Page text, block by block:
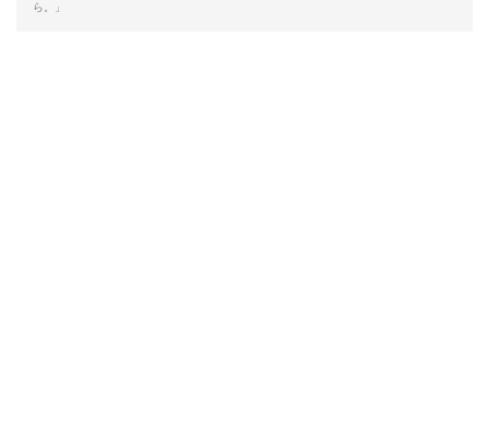
ら。」